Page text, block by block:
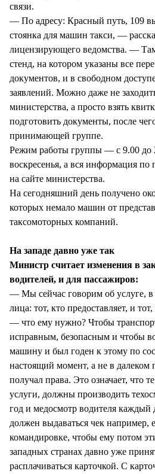
связи.
— По адресу: Красный путь, 109
стоянка для машин такси, —
лицензирующего ведомства. —
стенд, на котором указаны все
документов, и в свободном
заявлений. Можно даже не
министерства, а просто взять
подготовить документы, после
принимающей группе.
Режим работы группы — с 9.00 до
воскресенья, а вся информация по
на сайте министерства.
На сегодняшний день получено
которых немало машин от
таксомоторных компаний.
На западе давно уже так
Министр считает изменения в
водителей, и для пассажиров:
— Мы сейчас говорим об услуге, в
лица: тот, кто предоставляет, и
— что ему нужно? Чтобы
исправным, безопасным и чтобы
машину и был годен к этому по
настоящий момент, а не в далеком
получал права. Это означает, что
услуги, должны производить
год и медосмотр водителя
должен выдаваться чек например,
командировке, чтобы ему потом
западных странах давно уже
расплачиваться карточкой. С